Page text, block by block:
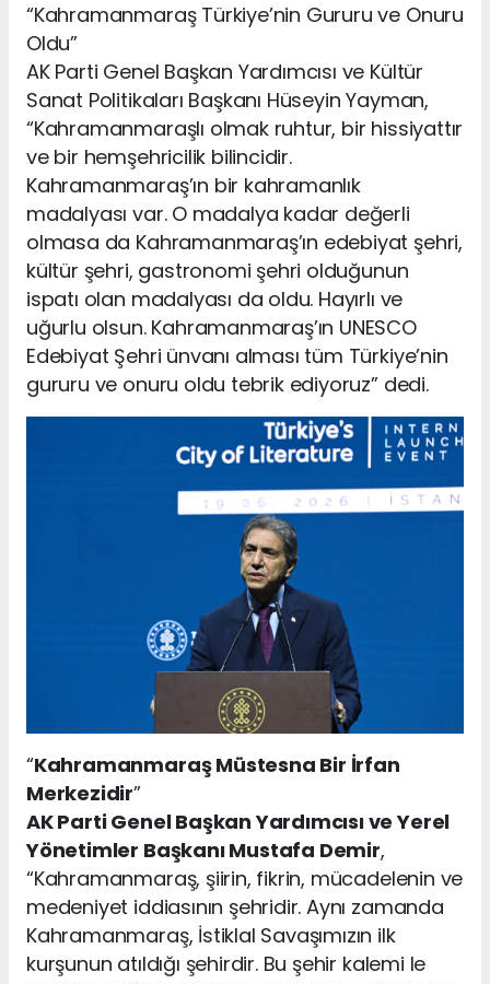
“Kahramanmaraş Türkiye’nin Gururu ve Onuru
Oldu”
AK Parti Genel Başkan Yardımcısı ve Kültür
Sanat Politikaları Başkanı Hüseyin Yayman,
“Kahramanmaraşlı olmak ruhtur, bir hissiyattır
ve bir hemşehricilik bilincidir.
Kahramanmaraş’ın bir kahramanlık
madalyası var. O madalya kadar değerli
olmasa da Kahramanmaraş’ın edebiyat şehri,
kültür şehri, gastronomi şehri olduğunun
ispatı olan madalyası da oldu. Hayırlı ve
uğurlu olsun. Kahramanmaraş’ın UNESCO
Edebiyat Şehri ünvanı alması tüm Türkiye’nin
gururu ve onuru oldu tebrik ediyoruz” dedi.
“Kahramanmaraş Müstesna Bir İrfan
Merkezidir”
AK Parti Genel Başkan Yardımcısı ve Yerel
Yönetimler Başkanı Mustafa Demir,
“Kahramanmaraş, şiirin, fikrin, mücadelenin ve
medeniyet iddiasının şehridir. Aynı zamanda
Kahramanmaraş, İstiklal Savaşımızın ilk
kurşunun atıldığı şehirdir. Bu şehir kalemi le